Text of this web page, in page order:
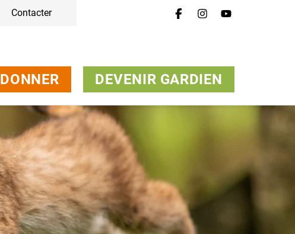
Contacter
DONNER DEVENIR GARDIEN
Menu
S'engager
À propos
Offres d'emploi
Presse
Newsletter
Contacter
Donner